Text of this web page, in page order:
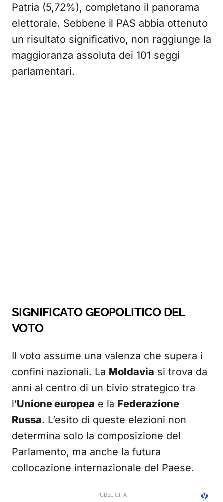
Patria (5,72%), completano il panorama
elettorale. Sebbene il PAS abbia ottenuto
un risultato significativo, non raggiunge la
maggioranza assoluta dei 101 seggi
parlamentari.
SIGNIFICATO GEOPOLITICO DEL
VOTO
Il voto assume una valenza che supera i
confini nazionali. La Moldavia si trova da
anni al centro di un bivio strategico tra
l’Unione europea e la Federazione
Russa. L’esito di queste elezioni non
determina solo la composizione del
Parlamento, ma anche la futura
collocazione internazionale del Paese.